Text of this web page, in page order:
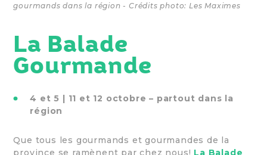
gourmands dans la région - Crédits photo: Les Maximes
La Balade
Gourmande
4 et 5 | 11 et 12 octobre – partout dans la
région
Que tous les gourmands et gourmandes de la
province se ramènent par chez nous! La Balade